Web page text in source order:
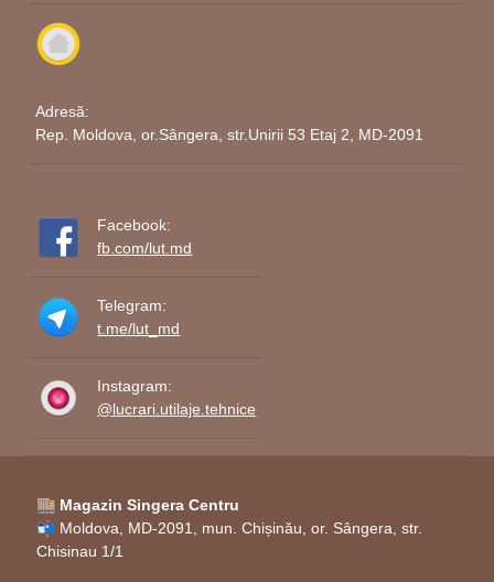
Adresă:
Rep. Moldova, or.Sângera, str.Unirii 53 Etaj 2, MD-2091
Facebook:
fb.com/lut.md
Telegram:
t.me/lut_md
Instagram:
@lucrari.utilaje.tehnice
🏬 Magazin Singera Centru
📬 Moldova, MD-2091, mun. Chișinău, or. Sângera, str.
Chisinau 1/1